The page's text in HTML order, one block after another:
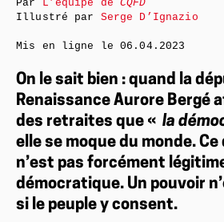
On le sait bien : quand la
Renaissance Aurore Bergé
des retraites que « la
elle se moque du monde.
n’est pas forcément
démocratique. Un pouvoir
si le peuple y consent.
Par L’équipe deCQFD
Illustré par Serge D’Ignazio
Mis en ligne le06.04.2023